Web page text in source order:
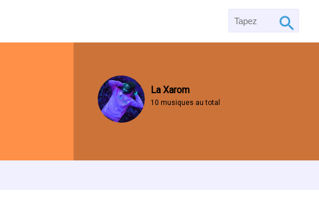
La Xarom
10 musiques au total